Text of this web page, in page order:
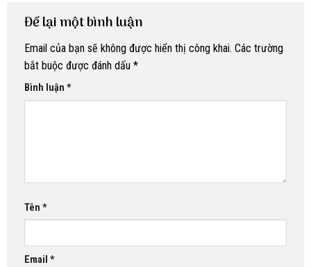
Để lại một bình luận
Email của bạn sẽ không được hiển thị công khai. Các trường
bắt buộc được đánh dấu *
Bình luận *
Tên *
Email *